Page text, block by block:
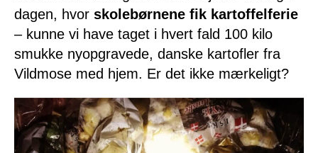
dagen, hvor skolebørnene fik kartoffelferie
– kunne vi have taget i hvert fald 100 kilo
smukke nyopgravede, danske kartofler fra
Vildmose med hjem. Er det ikke mærkeligt?